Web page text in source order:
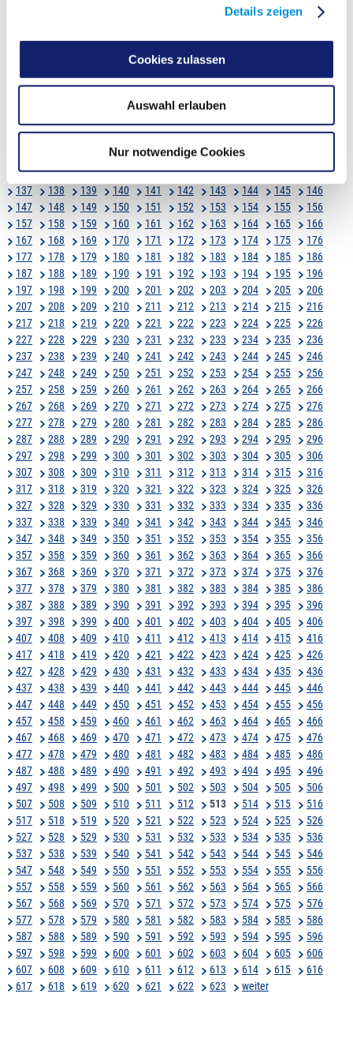
Details zeigen
Cookies zulassen
Auswahl erlauben
Nur notwendige Cookies
21 22 23
24
37
38 39 40 41 42 43 44 45 46 47
48
53 54 55 56
61
73
74 75 76 77 78 79 80 81 82 83
84
89 90 91 92
97
98 99 100 101 102 103 104 105
106
120 121 122 123 124
127
128 129 130 131 132 133 134 135
136
137
138 139 140 141 142 143 144 145
146
147
148 149 150 151 152 153 154 155
156
157
158 159 160 161 162 163 164 165
166
167
168 169 170 171 172 173 174 175
176
177
178 179 180 181 182 183 184 185
186
187
188 189 190 191 192 193 194 195
196
197
198 199 200 201 202 203 204 205
206
207
208 209 210 211 212 213 214 215
216
217
218 219 220 221 222 223 224 225
226
227
228 229 230 231 232 233 234 235
236
237
238 239 240 241 242 243 244 245
246
247
248 249 250 251 252 253 254 255
256
257
258 259 260 261 262 263 264 265
266
267
268 269 270 271 272 273 274 275
276
277
278 279 280 281 282 283 284 285
286
287
288 289 290 291 292 293 294 295
296
297
298 299 300 301 302 303 304 305
306
307
308 309 310 311 312 313 314 315
316
317
318 319 320 321 322 323 324 325
326
327
328 329 330 331 332 333 334 335
336
337
338 339 340 341 342 343 344 345
346
347
348 349 350 351 352 353 354 355
356
357
358 359 360 361 362 363 364 365
366
367
368 369 370 371 372 373 374 375
376
377
378 379 380 381 382 383 384 385
386
387
388 389 390 391 392 393 394 395
396
397
398 399 400 401 402 403 404 405
406
407
408 409 410 411 412 413 414 415
416
417
418 419 420 421 422 423 424 425
426
427
428 429 430 431 432 433 434 435
436
437
438 439 440 441 442 443 444 445
446
447
448 449 450 451 452 453 454 455
456
457
458 459 460 461 462 463 464 465
466
467
468 469 470 471 472 473 474 475
476
477
478 479 480 481 482 483 484 485
486
487
488 489 490 491 492 493 494 495
496
497
498 499 500 501 502 503 504 505
506
507
508 509 510 511 512 513 514 515
516
517
518 519 520 521 522 523 524 525
526
527
528 529 530 531 532 533 534 535
536
537
538 539 540 541 542 543 544 545
546
547
548 549 550 551 552 553 554 555
556
557
558 559 560 561 562 563 564 565
566
567
568 569 570 571 572 573 574 575
576
577
578 579 580 581 582 583 584 585
586
587
588 589 590 591 592 593 594 595
596
597
598 599 600 601 602 603 604 605
606
607
608 609 610 611 612 613 614 615
616
617
618 619 620 621 622 623 weiter